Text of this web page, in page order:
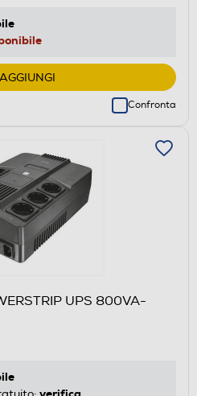
AGGIUNGI
Confronta
UPS 800VA-